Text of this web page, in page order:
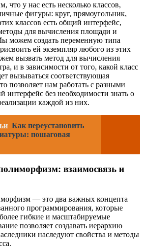
что у нас есть несколько классов,
фигуры: круг, прямоугольник,
классов есть общий интерфейс,
для вычисления площади и
можем создать переменную типа
ей экземпляр любого из этих
вызвать метод для вычисления
и в зависимости от того, какой класс
вызываться соответствующая
позволяет нам работать с разными
интерфейс без необходимости знать о
каждой из них.
Как переустановить
пошаговая
взаимосвязь и
— это два важных концепта
программирования, которые
гибкие и масштабируемые
позволяет создавать иерархию
наследуют свойства и методы